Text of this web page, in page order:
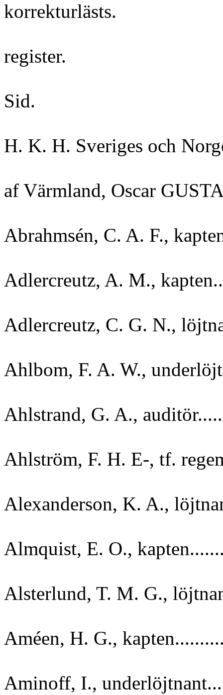
korrekturlästs.
register.
Sid.
H. K. H. Sveriges och
af Värmland, Oscar
Abrahmsén, C. A. F.,
Adlercreutz, A. M.,
Adlercreutz, C. G. N.,
Ahlbom, F. A. W.,
Ahlstrand, G. A.,
Ahlström, F. H. E-, tf.
Alexanderson, K. A.,
Almquist, E. O.,
Alsterlund, T. M. G.,
Améen, H. G.,
Aminoff, I.,